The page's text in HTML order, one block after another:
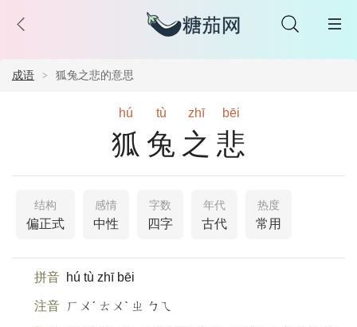
成语 狐兔之悲的意思
hú tù zhī bēi
狐兔之悲
结构
偏正式
感情
中性
字数
四字
年代
古代
热度
常用
拼音 hú tù zhī bēi
注音 ㄏㄨˊ ㄊㄨˋ ㄓ ㄅㄟ